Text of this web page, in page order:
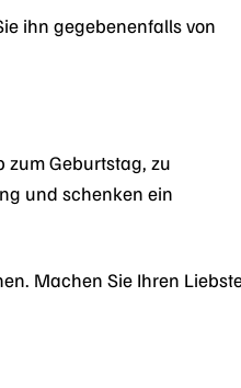
ihn gegebenenfalls von
zum Geburtstag, zu
und schenken ein
Machen Sie Ihren